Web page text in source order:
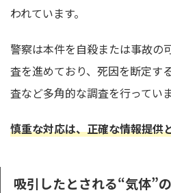
われています。
警察は本件を自殺または事故の
査を進めており、死因を断定す
査など多角的な調査を行っていま
慎重な対応は、正確な情報提供
吸引したとされる“気体”